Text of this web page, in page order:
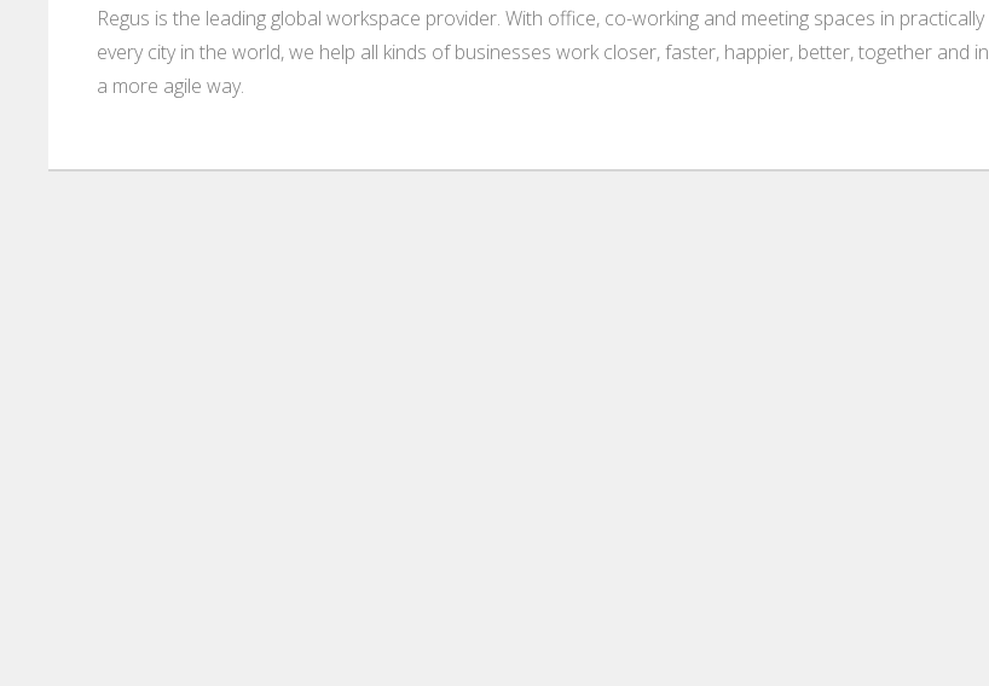
Regus is the leading global workspace provider. With office, co-working and meeting spaces in practically
every city in the world, we help all kinds of businesses work closer, faster, happier, better, together and in
a more agile way.